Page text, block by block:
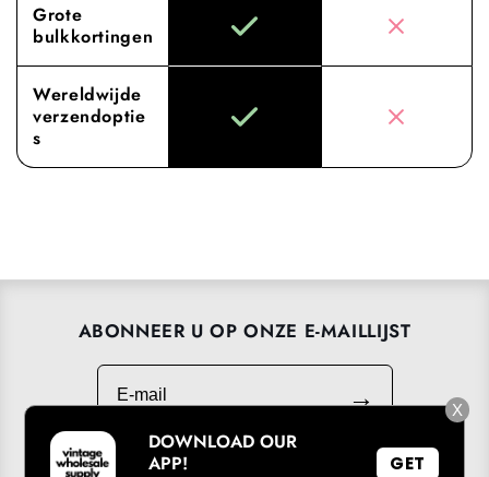
Grote
bulkkortingen
Wereldwijde
verzendoptie
s
ABONNEER U OP ONZE E-MAILLIJST
E-mail
→ X
DOWNLOAD OUR
APP!
GET